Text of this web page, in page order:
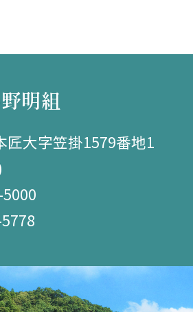
明組
匠大字笠掛1579番地1